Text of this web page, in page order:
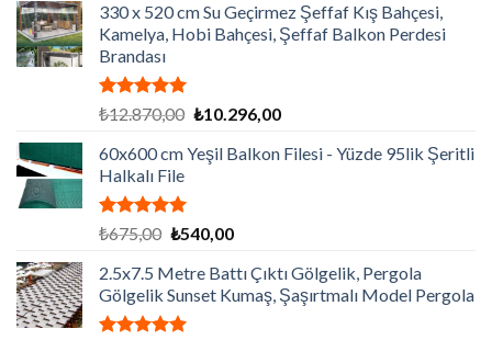
330 x 520 cm Su Geçirmez Şeffaf Kış Bahçesi,
Kamelya, Hobi Bahçesi, Şeffaf Balkon Perdesi
Brandası
5 üzerinden
aldı
₺12.870,00 Orijinal
₺12.870,00.
₺10.296,00Şu
fiyat:
60x600 cm Yeşil Balkon Filesi - Yüzde 95lik Şeritli
Halkalı File
5 üzerinden
oy
aldı
₺675,00 Orijinal
₺675,00.
₺540,00Şu
fiyat:
₺540,00.
2.5x7.5 Metre Battı Çıktı Gölgelik, Pergola
Gölgelik Sunset Kumaş, Şaşırtmalı Model Pergola